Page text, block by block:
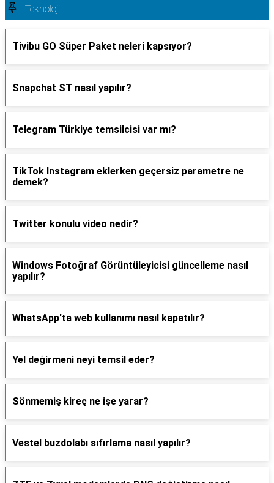
Teknoloji
Tivibu GO Süper Paket neleri kapsıyor?
Snapchat ST nasıl yapılır?
Telegram Türkiye temsilcisi var mı?
TikTok Instagram eklerken geçersiz parametre ne
demek?
Twitter konulu video nedir?
Windows Fotoğraf Görüntüleyicisi güncelleme nasıl
yapılır?
WhatsApp'ta web kullanımı nasıl kapatılır?
Yel değirmeni neyi temsil eder?
Sönmemiş kireç ne işe yarar?
Vestel buzdolabı sıfırlama nasıl yapılır?